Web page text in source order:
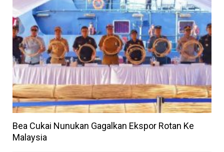
Bea Cukai Nunukan Gagalkan Ekspor Rotan Ke
Malaysia